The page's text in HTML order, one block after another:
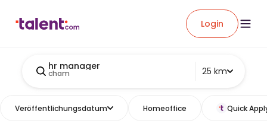
Login
hr manager
cham 25 km
Veröffentlichungsdatum Homeoffice Quick